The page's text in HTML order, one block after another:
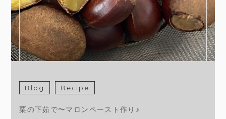
Blog Recipe
栗の下茹で〜マロンペースト作り♪